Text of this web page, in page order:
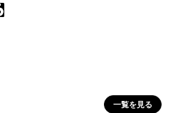
一覧を見る